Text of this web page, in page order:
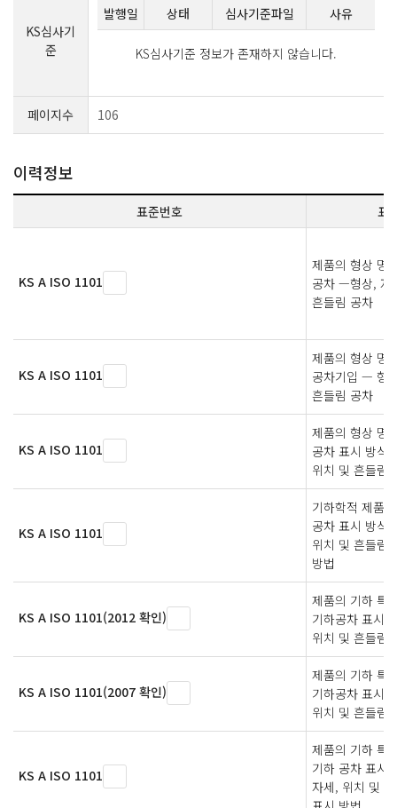
KS심사기
준
발행일 상태 심사기준파일 사유
KS심사기준 정보가 존재하지 않습니다.
페이지수 106
이력정보
표준번호 표
KS A ISO 1101
제품의 형상 명
공차 —형상, 자
흔들림 공차
KS A ISO 1101
제품의 형상 명
공차기입 — 형
흔들림 공차
KS A ISO 1101
제품의 형상 명
공차 표시 방식
위치 및 흔들림
KS A ISO 1101
기하학적 제품
공차 표시 방식
위치 및 흔들림
방법
KS A ISO 1101(2012 확인)
제품의 기하 특
기하공차 표시
위치 및 흔들림
KS A ISO 1101(2007 확인)
제품의 기하 특
기하공차 표시
위치 및 흔들림
KS A ISO 1101
제품의 기하 특
기하 공차 표시
자세, 위치 및